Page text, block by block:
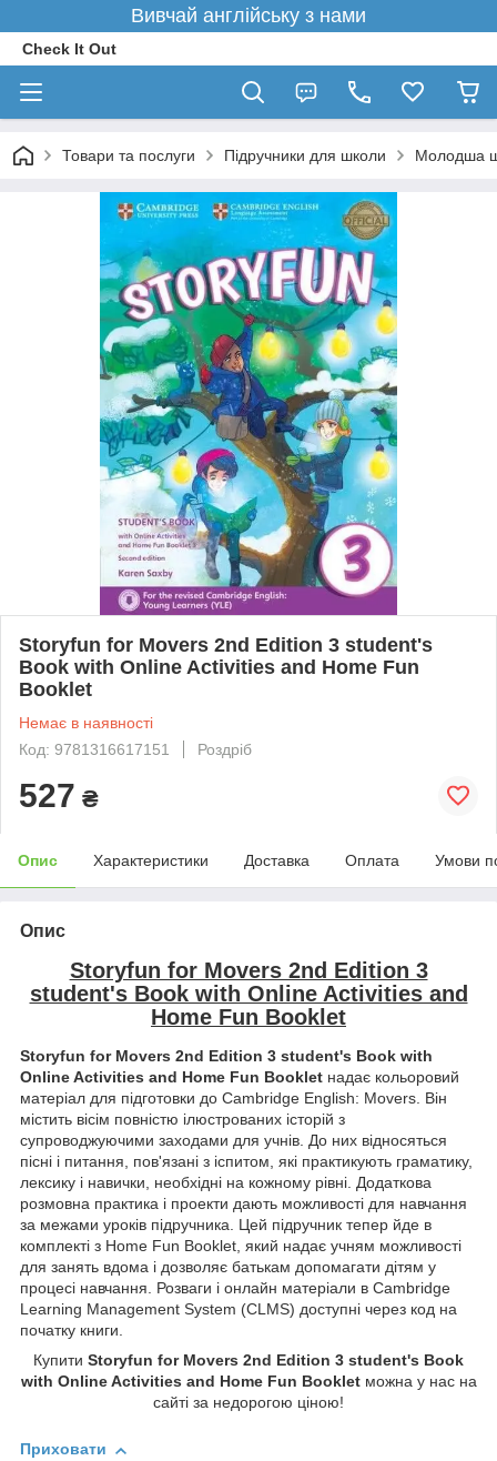
Вивчай англійську з нами
Check It Out
Товари та послуги Підручники для школи Молодша
Storyfun for Movers 2nd Edition 3 student's
Book with Online Activities and Home Fun
Booklet
Немає в наявності
Код: 9781316617151
Роздріб
527 ₴
Опис Характеристики Доставка Оплата Умови
Опис
Storyfun for Movers 2nd Edition 3
student's Book with Online Activities and
Home Fun Booklet
Storyfun for Movers 2nd Edition 3 student's Book with
Online Activities and Home Fun Booklet надає кольоровий
матеріал для підготовки до Cambridge English: Movers. Він
містить вісім повністю ілюстрованих історій з
супроводжуючими заходами для учнів. До них відносяться
пісні і питання, пов'язані з іспитом, які практикують граматику,
лексику і навички, необхідні на кожному рівні. Додаткова
розмовна практика і проекти дають можливості для навчання
за межами уроків підручника. Цей підручник тепер йде в
комплекті з Home Fun Booklet, який надає учням можливості
для занять вдома і дозволяє батькам допомагати дітям у
процесі навчання. Розваги і онлайн матеріали в Cambridge
Learning Management System (CLMS) доступні через код на
початку книги.
Купити Storyfun for Movers 2nd Edition 3 student's Book
with Online Activities and Home Fun Bookletможна у нас на
сайті за недорогою ціною!
Приховати